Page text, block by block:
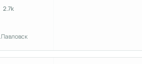
2.7kРепутация